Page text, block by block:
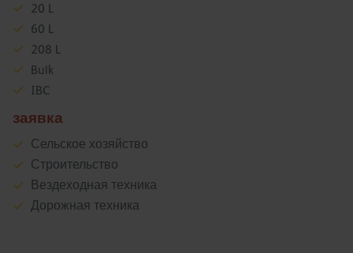
20 L
60 L
208 L
Bulk
IBC
заявка
Сельское хозяйство
Строительство
Вездеходная техника
Дорожная техника